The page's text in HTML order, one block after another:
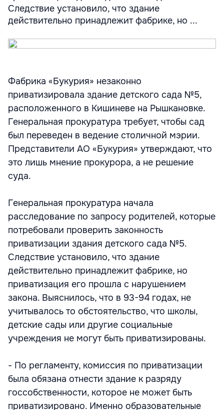
Следствие установило, что здание
действительно принадлежит фабрике, но ...
Фабрика «Букурия» незаконно
приватизировала здание детского сада №5,
расположенного в Кишиневе на Рышкановке.
Генеральная прокуратура требует, чтобы сад
был переведен в ведение столичной мэрии.
Представители АО «Букурия» утверждают, что
это лишь мнение прокурора, а не решение
суда.
Генеральная прокуратура начала
расследование по запросу родителей, которые
потребовали проверить законность
приватизации здания детского сада №5.
Следствие установило, что здание
действительно принадлежит фабрике, но
приватизация его прошла с нарушением
закона. Выяснилось, что в 93-94 годах, не
учитывалось то обстоятельство, что школы,
детские сады или другие социальные
учреждения не могут быть приватизированы.
- По регламенту, комиссия по приватизации
была обязана отнести здание к разряду
госсобственности, которое не может быть
приватизировано. Именно образовательные